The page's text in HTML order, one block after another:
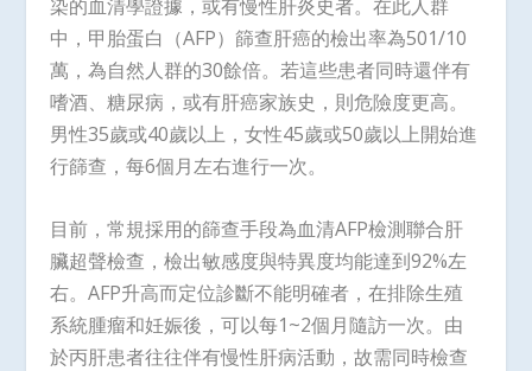
染的血清學證據，或有慢性肝炎史者。在此人群
中，甲胎蛋白（AFP）篩查肝癌的檢出率為501/10
萬，為自然人群的30餘倍。若這些患者同時還伴有
嗜酒、糖尿病，或有肝癌家族史，則危險度更高。
男性35歲或40歲以上，女性45歲或50歲以上開始進
行篩查，每6個月左右進行一次。
目前，常規採用的篩查手段為血清AFP檢測聯合肝
臟超聲檢查，檢出敏感度與特異度均能達到92%左
右。AFP升高而定位診斷不能明確者，在排除生殖
系統腫瘤和妊娠後，可以每1~2個月隨訪一次。由
於丙肝患者往往伴有慢性肝病活動，故需同時檢查